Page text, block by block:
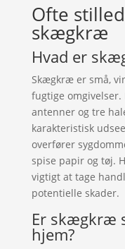
Ofte
skægkræ
Hvad er
Skægkræ er små,
fugtige
antenner og tre
karakteristisk
overfører
spise papir og tøj.
vigtigt at tage
potentielle skader.
Er skægkræ
hjem?